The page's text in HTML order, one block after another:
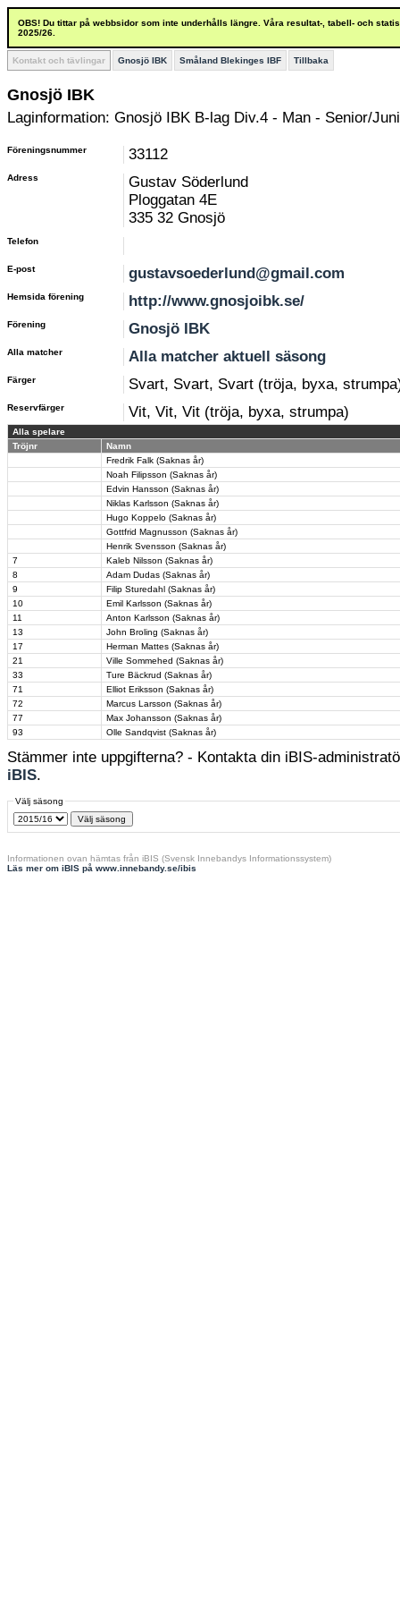
OBS! Du tittar på webbsidor som inte underhålls längre. Våra resultat-, tabell- och
2025/26.
Kontakt och tävlingar Gnosjö IBK Småland Blekinges IBF Tillbaka
Gnosjö IBK
Laginformation: Gnosjö IBK B-lag Div.4 - Man - Senior/
Föreningsnummer 33112
Adress
Gustav Söderlund
Ploggatan 4E
335 32 Gnosjö
Telefon
E-post gustavsoederlund@gmail.com
Hemsida förening http://www.gnosjoibk.se/
Förening Gnosjö IBK
Alla matcher Alla matcher aktuell säsong
Färger Svart, Svart, Svart (tröja, byxa,
Reservfärger Vit, Vit, Vit (tröja, byxa, strumpa)
Alla spelare
Tröjnr
Namn
Fredrik Falk (Saknas år)
Noah Filipsson (Saknas år)
Edvin Hansson (Saknas år)
Niklas Karlsson (Saknas år)
Hugo Koppelo (Saknas år)
Gottfrid Magnusson (Saknas år)
Henrik Svensson (Saknas år)
7
Kaleb Nilsson (Saknas år)
8
Adam Dudas (Saknas år)
9
Filip Sturedahl (Saknas år)
10
Emil Karlsson (Saknas år)
11
Anton Karlsson (Saknas år)
13
John Broling (Saknas år)
17
Herman Mattes (Saknas år)
21
Ville Sommehed (Saknas år)
33
Ture Bäckrud (Saknas år)
71
Elliot Eriksson (Saknas år)
72
Marcus Larsson (Saknas år)
77
Max Johansson (Saknas år)
93
Olle Sandqvist (Saknas år)
Stämmer inte uppgifterna? - Kontakta din iBIS-
iBIS.
Välj säsong
Informationen ovan hämtas från iBIS (Svensk Innebandys Informationssystem)
Läs mer om iBIS på www.innebandy.se/ibis